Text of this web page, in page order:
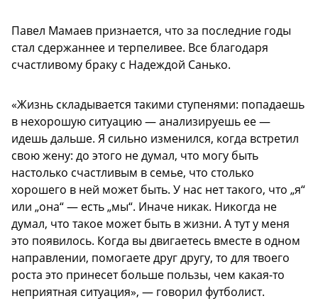
Павел Мамаев признается, что за последние годы
стал сдержаннее и терпеливее. Все благодаря
счастливому браку с Надеждой Санько.
«Жизнь складывается такими ступенями: попадаешь
в нехорошую ситуацию — анализируешь ее —
идешь дальше. Я сильно изменился, когда встретил
свою жену: до этого не думал, что могу быть
настолько счастливым в семье, что столько
хорошего в ней может быть. У нас нет такого, что „я“
или „она“ — есть „мы“. Иначе никак. Никогда не
думал, что такое может быть в жизни. А тут у меня
это появилось. Когда вы двигаетесь вместе в одном
направлении, помогаете друг другу, то для твоего
роста это принесет больше пользы, чем какая-то
неприятная ситуация», — говорил футболист.